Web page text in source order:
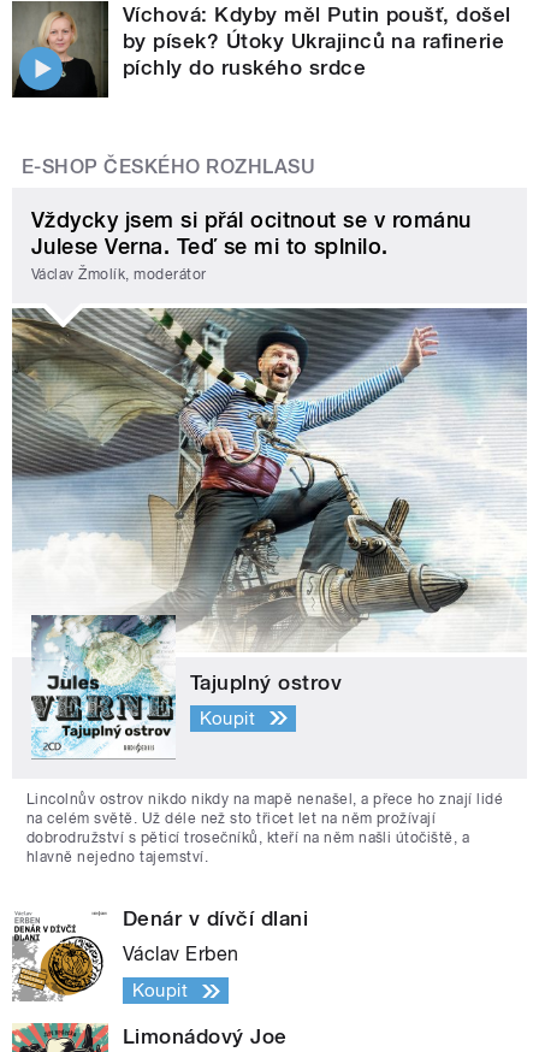
Víchová: Kdyby měl Putin poušť, došel
by písek? Útoky Ukrajinců na rafinerie
píchly do ruského srdce
E-SHOP ČESKÉHO ROZHLASU
Vždycky jsem si přál ocitnout se v románu
Julese Verna. Teď se mi to splnilo.
Václav Žmolík, moderátor
Tajuplný ostrov
Koupit
Lincolnův ostrov nikdo nikdy na mapě nenašel, a přece ho znají lidé
na celém světě. Už déle než sto třicet let na něm prožívají
dobrodružství s pěticí trosečníků, kteří na něm našli útočiště, a
hlavně nejedno tajemství.
Denár v dívčí dlani
Václav Erben
Koupit
Limonádový Joe